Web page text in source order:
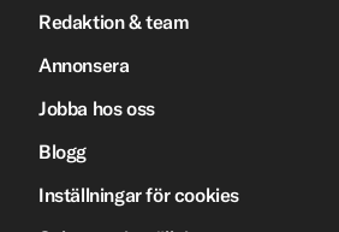
Redaktion & team
Annonsera
Jobba hos oss
Blogg
Inställningar för cookies